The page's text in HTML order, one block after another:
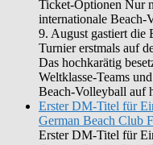
Ticket-Optionen Nur
internationale
9. August gastiert die
Turnier erstmals auf
Das hochkarätig
Weltklasse-Teams
Beach-Volleyball auf
Erster DM-Titel für
German Beach Club
Erster DM-Titel für